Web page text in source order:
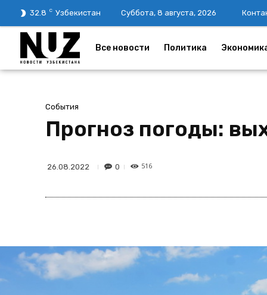
32.8 C Узбекистан Суббота, 8 августа, 2026
Все новости Политика
События
Прогноз погоды:
26.08.2022 0 516